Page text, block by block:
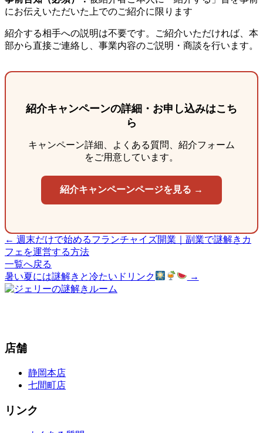
にお伝えいただいた上でのご紹介に限ります
紹介する相手への説明は不要です。ご紹介いただければ、本
部から直接ご連絡し、事業内容のご説明・商談を行います。
紹介キャンペーンの詳細・お申し込みはこち
ら
キャンペーン詳細、よくある質問、紹介フォーム
をご用意しています。
紹介キャンペーンページを見る →
← 週末だけで始めるフランチャイズ開業｜副業で謎解きカ
フェを運営する方法
一覧へ戻る
暑い夏には謎解きと冷たいドリンク
→
店舗
静岡本店
七間町店
リンク